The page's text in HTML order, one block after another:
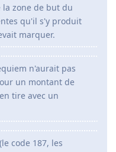
zone de but du
qu'il s'y produit
marquer.
n'aurait pas
un montant de
tire avec un
code 187, les